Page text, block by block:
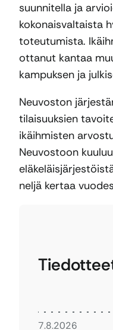
suunnitella ja
kokonaisvaltaista
toteutumista.
ottanut kantaa
kampuksen ja
Neuvoston
tilaisuuksien
ikäihmisten
Neuvostoon
neljä kertaa
7.8.2026